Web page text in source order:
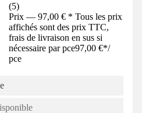
(5)
Prix — 97,00 € * Tous les prix
affichés sont des prix TTC,
frais de livraison en sus si
nécessaire par pce97,00 €*/
pce